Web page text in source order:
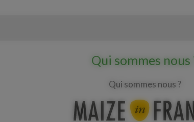
Qui sommes nous
Qui sommes nous ?